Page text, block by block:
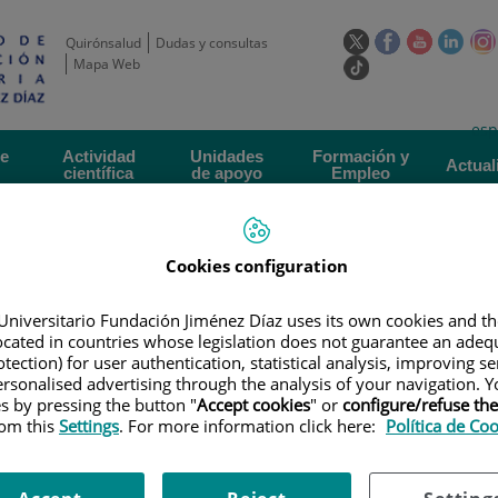
Quirónsalud
Dudas y consultas
Mapa Web
Este
enlace
en
una
ventana
Este
en
una
ventana
Este
en
una
ventana
Este
en
una
Enlace
aplicación
externa.
idioma
Actividad
científica
Unidades
de apoyo
Formación y
Empleo
DE EMPLEO|CONVOCATORIA DE UNA PLAZA DE LICENCIADO EN
plaza de Licenciado en
Cookies configuration
Fundación Jiménez Díaz uses its own cookies and
in countries whose legislation does not guarantee an
for user authentication, statistical analysis, improving
advertising through the analysis of your navigation.
by pressing the button "Accept cookies" or configure/refuse
thisSettings. For more information click here: Política de